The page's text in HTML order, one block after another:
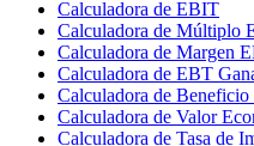
Calculadora de EBIT
Calculadora de Múltiplo
Calculadora de Margen
Calculadora de EBT
Calculadora de
Calculadora de Valor
Calculadora de Tasa de